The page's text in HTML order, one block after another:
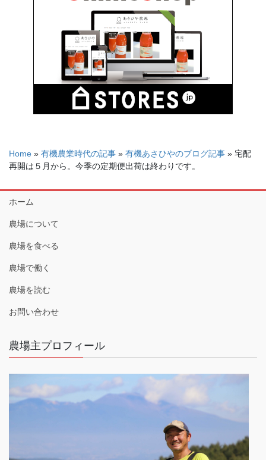
Home » 有機農業時代の記事 » 有機あさひやのブログ記事 » 宅配
再開は５月から。今季の定期便出荷は終わりです。
ホーム
農場について
農場を食べる
農場で働く
農場を読む
お問い合わせ
農場主プロフィール